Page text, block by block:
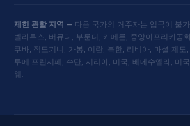
제한 관할 지역 — 다음 국가의 거주자는 입국이 불
벨라루스, 버뮤다, 부룬디, 카메룬, 중앙아프리카공
쿠바, 적도기니, 가봉, 이란, 북한, 리비아, 마셜 제도
투메 프린시페, 수단, 시리아, 미국, 베네수엘라, 미
웨.